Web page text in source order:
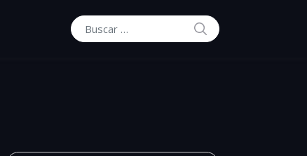
Buscar por:
BUSCAR